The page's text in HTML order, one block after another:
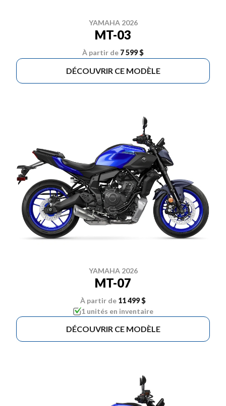
YAMAHA 2026
MT-03
À partir de 7 599 $
DÉCOUVRIR CE MODÈLE
YAMAHA 2026
MT-07
À partir de 11 499 $
1 unités en inventaire
DÉCOUVRIR CE MODÈLE